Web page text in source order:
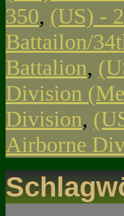
350, (US) -
Battailon/
Battalion,
Division
Division,
Airborne